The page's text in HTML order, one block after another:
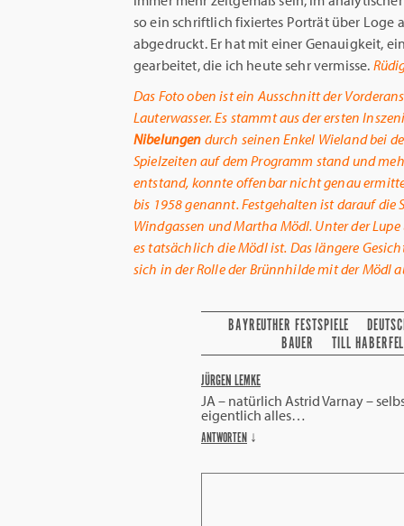
so ein schriftlich fixiertes Porträt über Loge
abgedruckt. Er hat mit einer Genauigkeit,
gearbeitet, die ich heute sehr vermisse.
Das Foto oben ist ein Ausschnitt der
Lauterwasser. Es stammt aus der ersten
Nibelungen durch seinen Enkel Wieland bei
Spielzeiten auf dem Programm stand und
entstand, konnte offenbar nicht genau
bis 1958 genannt. Festgehalten ist darauf die
Windgassen und Martha Mödl. Unter der
es tatsächlich die Mödl ist. Das längere
sich in der Rolle der Brünnhilde mit der Mödl
BAYREUTHER FESTSPIELE
BAUER
TILL
JÜRGEN LEMKE
JA – natürlich Astrid Varnay –
eigentlich alles…
ANTWORTEN ↓